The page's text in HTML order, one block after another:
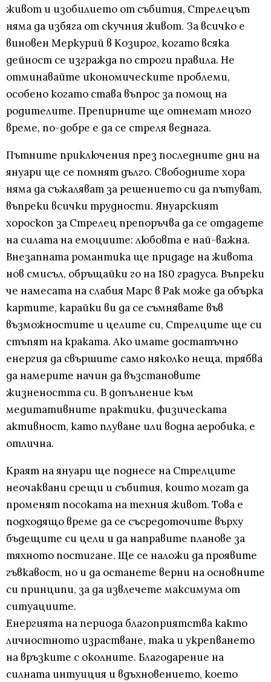
живот и изобилието от събития, Стрелецът
няма да избяга от скучния живот. За всичко е
виновен Меркурий в Козирог, когато всяка
дейност се изгражда по строги правила. Не
отминавайте икономическите проблеми,
особено когато става въпрос за помощ на
родителите. Препирните ще отнемат много
време, по-добре е да се стреля веднага.
Пътните приключения през последните дни на
януари ще се помнят дълго. Свободните хора
няма да съжаляват за решението си да пътуват,
въпреки всички трудности. Януарският
хороскоп за Стрелец препоръчва да се отдадете
на силата на емоциите: любовта е най-важна.
Внезапната романтика ще придаде на живота
нов смисъл, обръщайки го на 180 градуса. Въпреки
че намесата на слабия Марс в Рак може да обърка
картите, карайки ви да се съмнявате във
възможностите и целите си, Стрелците ще си
стъпят на краката. Ако имате достатъчно
енергия да свършите само няколко неща, трябва
да намерите начин да възстановите
жизнеността си. В допълнение към
медитативните практики, физическата
активност, като плуване или водна аеробика, е
отлична.
Краят на януари ще поднесе на Стрелците
неочаквани срещи и събития, които могат да
променят посоката на техния живот. Това е
подходящо време да се съсредоточите върху
бъдещите си цели и да направите планове за
тяхното постигане. Ще се наложи да проявите
гъвкавост, но и да останете верни на основните
си принципи, за да извлечете максимума от
ситуациите.
Енергията на периода благоприятства както
личностното израстване, така и укрепването
на връзките с околните. Благодарение на
силната интуиция и вдъхновението, което